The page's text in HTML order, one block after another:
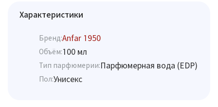
Характеристики
Бренд:Anfar 1950
Объём:100 мл
Тип парфюмерии:Парфюмерная вода (EDP)
Пол:Унисекс